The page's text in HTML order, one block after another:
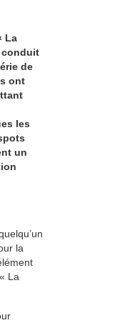
La
conduit
de
ont
les
un
la
La